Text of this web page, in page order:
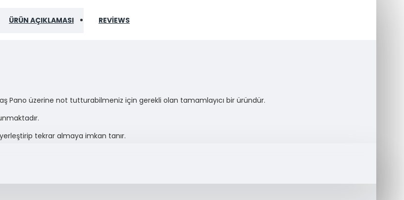
ÜRÜN AÇIKLAMASI REVIEWS
Pano üzerine not tutturabilmeniz için gerekli olan tamamlayıcı bir üründür.
tekrar almaya imkan tanır.